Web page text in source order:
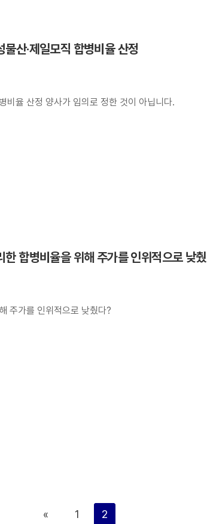
산·제일모직 합병비율 산정
비율 산정 양사가 임의로 정한 것이 아닙니다.
한 합병비율을 위해 주가를 인위적으로 낮
주가를 인위적으로 낮췄다?
« 1 2